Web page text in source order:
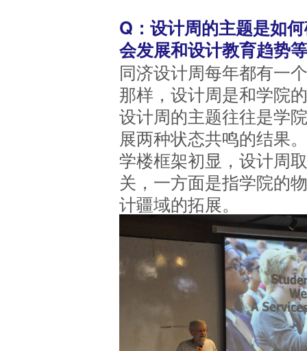
Q：设计周的主题是如
会发展和设计教育趋势
同济设计周每年都有一
那样，设计周是和学院
设计周的主题往往是学
展两种状态共鸣的结果
学楼框架初显，设计周
关，一方面是指学院的
计疆域的拓展。